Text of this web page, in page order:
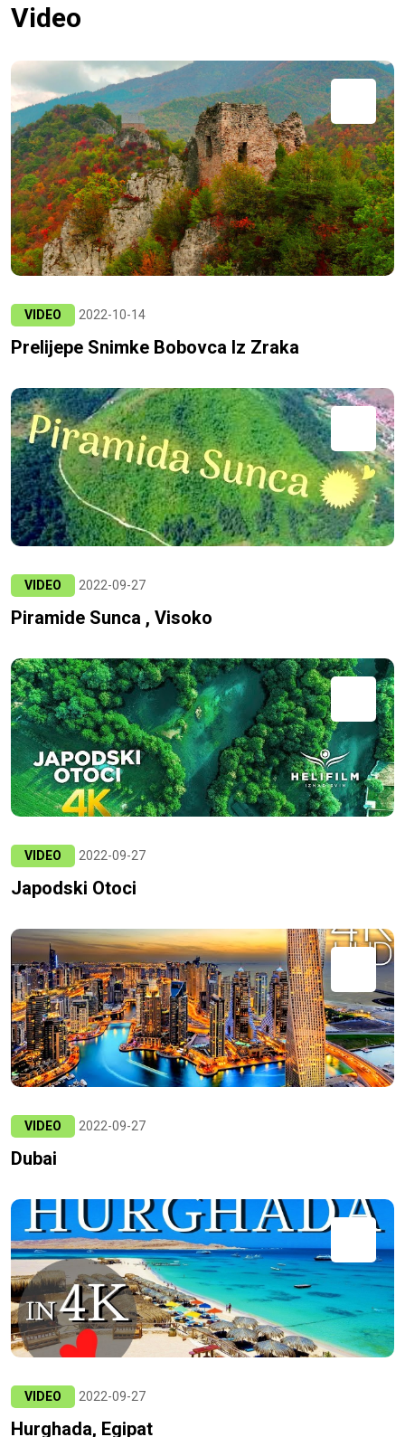
Video
VIDEO 2022-10-14
Prelijepe Snimke Bobovca Iz Zraka
VIDEO 2022-09-27
Piramide Sunca , Visoko
VIDEO 2022-09-27
Japodski Otoci
VIDEO 2022-09-27
Dubai
VIDEO 2022-09-27
Hurghada, Egipat